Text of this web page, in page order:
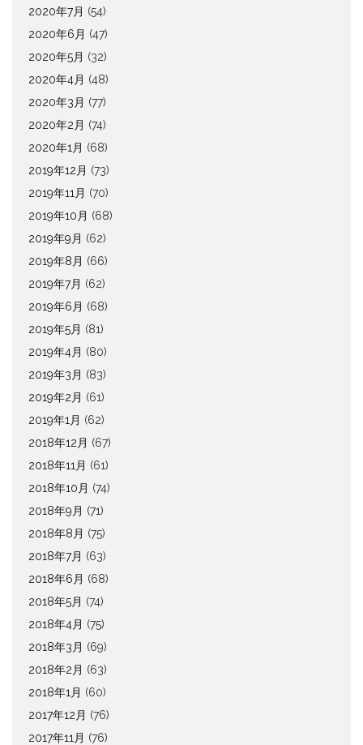
2020年7月 (54)
2020年6月 (47)
2020年5月 (32)
2020年4月 (48)
2020年3月 (77)
2020年2月 (74)
2020年1月 (68)
2019年12月 (73)
2019年11月 (70)
2019年10月 (68)
2019年9月 (62)
2019年8月 (66)
2019年7月 (62)
2019年6月 (68)
2019年5月 (81)
2019年4月 (80)
2019年3月 (83)
2019年2月 (61)
2019年1月 (62)
2018年12月 (67)
2018年11月 (61)
2018年10月 (74)
2018年9月 (71)
2018年8月 (75)
2018年7月 (63)
2018年6月 (68)
2018年5月 (74)
2018年4月 (75)
2018年3月 (69)
2018年2月 (63)
2018年1月 (60)
2017年12月 (76)
2017年11月 (76)